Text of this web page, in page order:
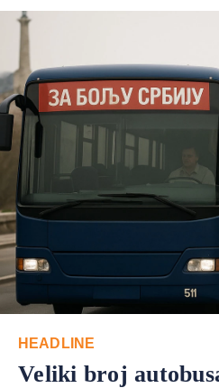
HEADLINE
Veliki broj